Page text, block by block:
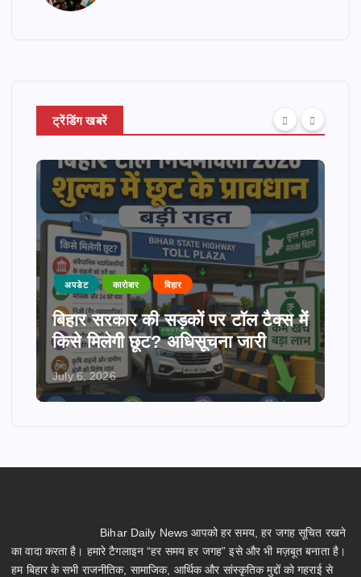
ट्रेंडिंग खबरें
अपडेट कारोबार बिहार
बिहार सरकार की सड़कों पर टॉल टैक्स में
किसे मिलेगी छूट? अधिसूचना जारी
July 6, 2026
Bihar Daily News आपको हर समय, हर जगह सूचित रखने
का वादा करता है। हमारे टैगलाइन “हर समय हर जगह” इसे और भी मज़बूत बनाता है।
हम बिहार के सभी राजनीतिक, सामाजिक, आर्थिक और सांस्कृतिक मुद्दों को गहराई से